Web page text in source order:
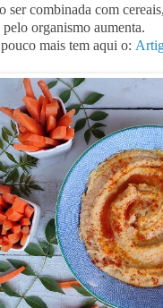
ser combinada com
organismo aumenta.
mais tem aqui o: